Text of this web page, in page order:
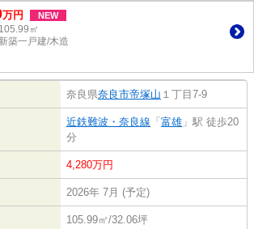
万円 NEW
㎡
築一戸建/木造
奈良県奈良市帝塚山 １丁目7-9
近鉄難波・奈良線 「 富雄 」駅 徒歩20
分
4,280万円
2026年 7月 (予定)
105.99㎡/32.06坪